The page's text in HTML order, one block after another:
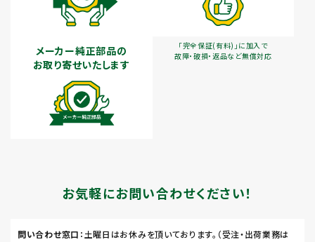
「完全保証(有料)」に加入で
故障・破損・返品など無償対応
メーカー純正部品の
お取り寄せいたします
お気軽にお問い合わせください！
問い合わせ窓口 ：土曜日はお休みを頂いております。（受注・出荷業務は